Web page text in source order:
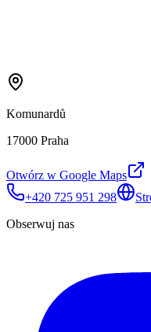
Komunardů
17000 Praha
Otwórz w Google Maps
+420 725 951 298
Obserwuj nas